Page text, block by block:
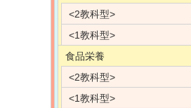
<2教科型>
<1教科型>
食品栄養
<2教科型>
<1教科型>